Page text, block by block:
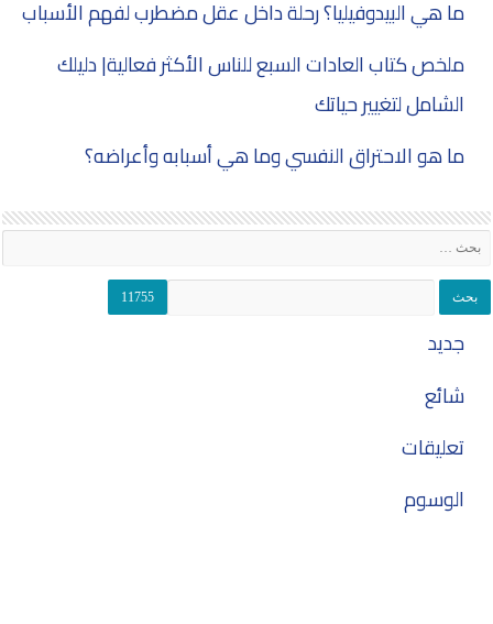
ما هي البيدوفيليا؟ رحلة داخل عقل مضطرب لفهم الأسباب
ملخص كتاب العادات السبع للناس الأكثر فعالية| دليلك
الشامل لتغيير حياتك
ما هو الاحتراق النفسي وما هي أسبابه وأعراضه؟
جديد
شائع
تعليقات
الوسوم